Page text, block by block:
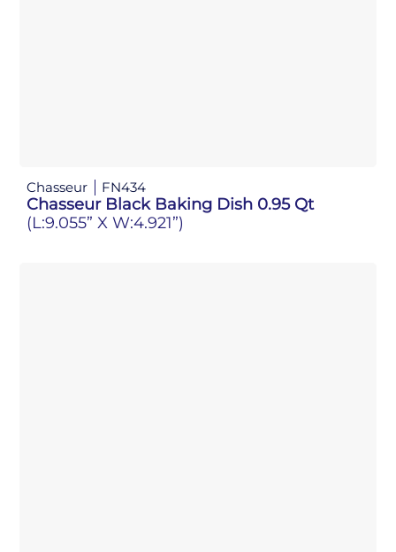
Chasseur FN434
Chasseur Black Baking Dish 0.95 Qt
(L:9.055” X W:4.921”)